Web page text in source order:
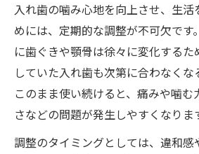
入れ歯の噛み心地を向上させ、生
めには、定期的な調整が不可欠です
に歯ぐきや顎骨は徐々に変化するた
していた入れ歯も次第に合わなくな
このまま使い続けると、痛みや噛
さなどの問題が発生しやすくなりま
調整のタイミングとしては、違和感